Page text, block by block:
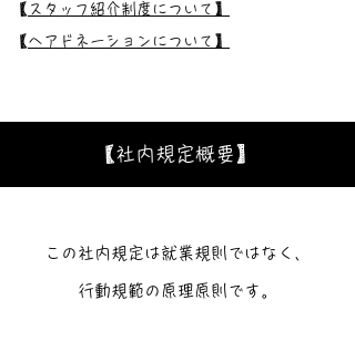
​ 【スタッフ紹介制度について】
​ 【ヘアドネーションについて】
【社内規定概要】
この社内規定は就業規則ではなく、
行動規範の原理原則です。